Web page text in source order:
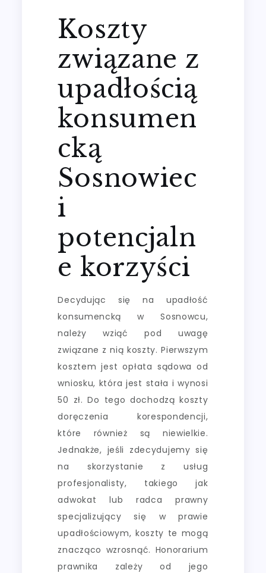
Koszty
związane z
upadłością
konsumen
cką
Sosnowiec
i
potencjaln
e korzyści
Decydując się na upadłość
konsumencką w Sosnowcu,
należy wziąć pod uwagę
związane z nią koszty. Pierwszym
kosztem jest opłata sądowa od
wniosku, która jest stała i wynosi
50 zł. Do tego dochodzą koszty
doręczenia korespondencji,
które również są niewielkie.
Jednakże, jeśli zdecydujemy się
na skorzystanie z usług
profesjonalisty, takiego jak
adwokat lub radca prawny
specjalizujący się w prawie
upadłościowym, koszty te mogą
znacząco wzrosnąć. Honorarium
prawnika zależy od jego